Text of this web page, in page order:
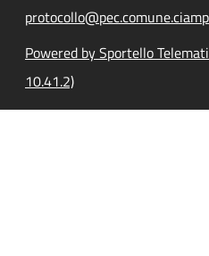
Powered by Sportello
10.41.2)